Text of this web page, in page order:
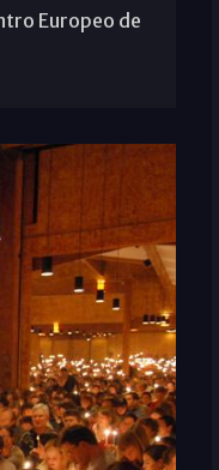
Europeo de